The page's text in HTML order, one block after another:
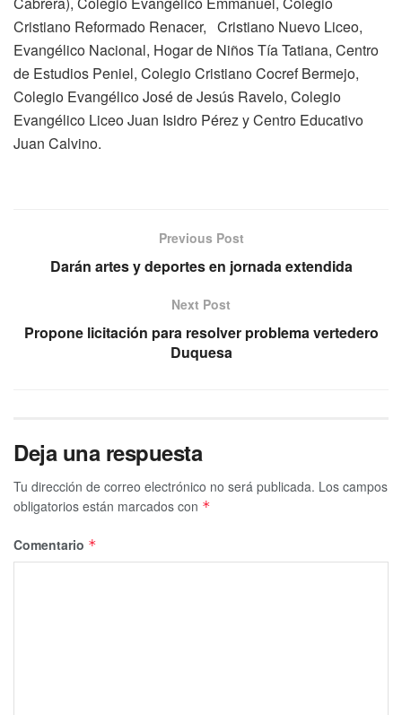
Cristiano Reformado Renacer, Cristiano Nuevo Liceo,
Evangélico Nacional, Hogar de Niños Tía Tatiana, Centro
de Estudios Peniel, Colegio Cristiano Cocref Bermejo,
Colegio Evangélico José de Jesús Ravelo, Colegio
Evangélico Liceo Juan Isidro Pérez y Centro Educativo
Juan Calvino.
Previous Post
Darán artes y deportes en jornada extendida
Next Post
Propone licitación para resolver problema vertedero
Duquesa
Deja una respuesta
Tu dirección de correo electrónico no será publicada. Los campos
obligatorios están marcados con *
Comentario *